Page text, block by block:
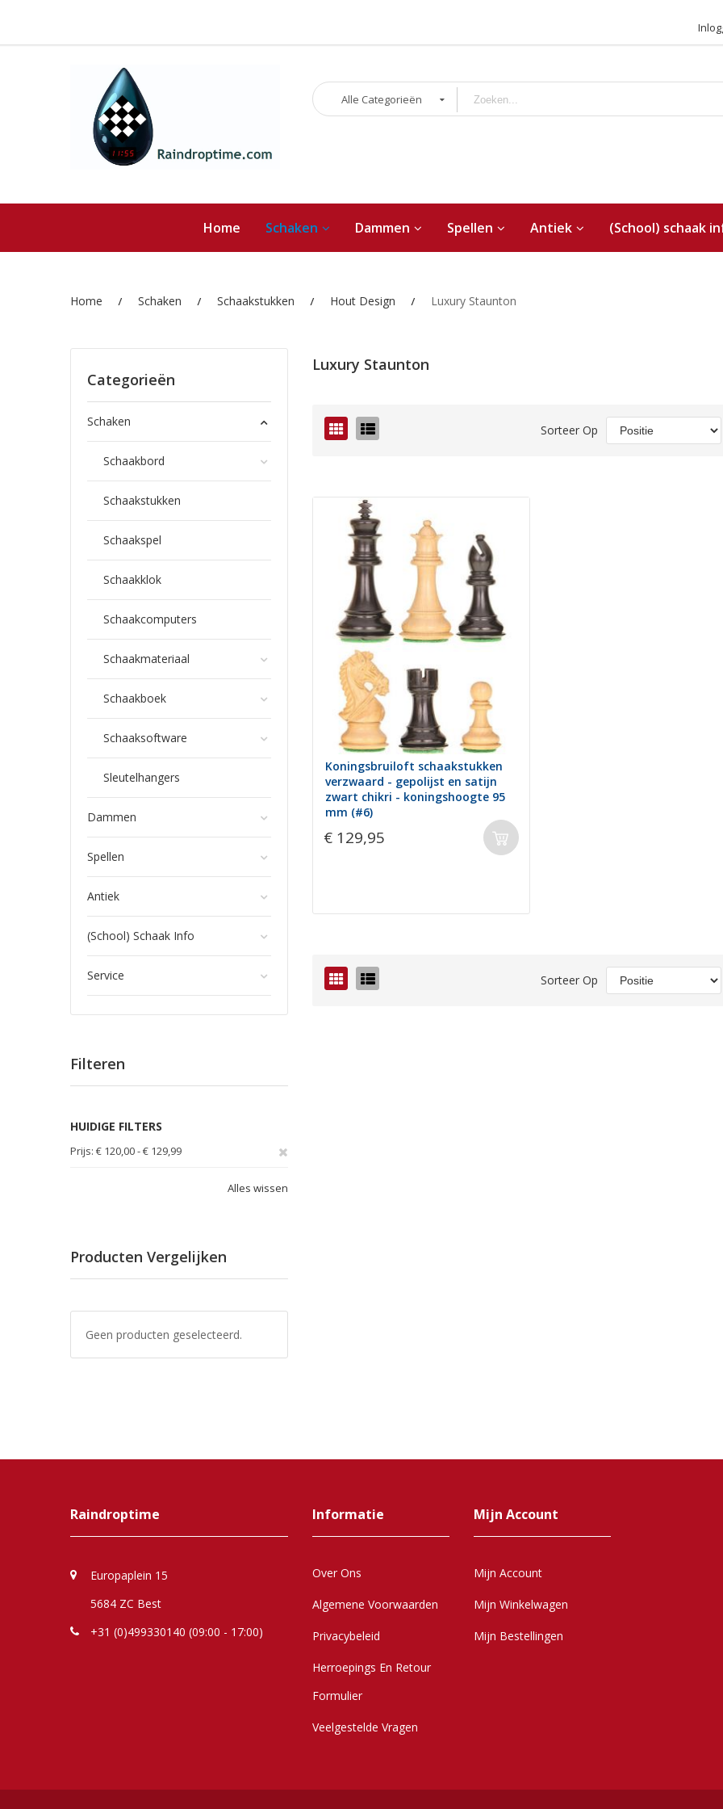
Alle Categorieën
Home Schaken Dammen Spellen Antiek (School) schaak
Home Schaken Schaakstukken Hout Design Luxury Staunton
Luxury Staunton
Foto-Lijst Sorteer Op
Koningsbruiloft schaakstukken
verzwaard - gepolijst en satijn
zwart chikri - koningshoogte 95
mm (#6)
€ 129,95
Foto-Lijst Sorteer Op
Categorieën
Schaken
Schaakbord
Schaakstukken
Schaakspel
Schaakklok
Schaakcomputers
Schaakmateriaal
Schaakboek
Schaaksoftware
Sleutelhangers
Dammen
Spellen
Antiek
(School) Schaak Info
Service
Filteren
HUIDIGE FILTERS
Prijs € 120,00 - € 129,99
Alles wissen
Producten Vergelijken
Geen producten geselecteerd.
Raindroptime
Europaplein 15
5684 ZC Best
+31 (0)499330140 (09:00 - 17:00)
Informatie
Over Ons
Algemene Voorwaarden
Privacybeleid
Herroepings En Retour
Formulier
Veelgestelde Vragen
Mijn Account
Mijn Account
Mijn Winkelwagen
Mijn Bestellingen